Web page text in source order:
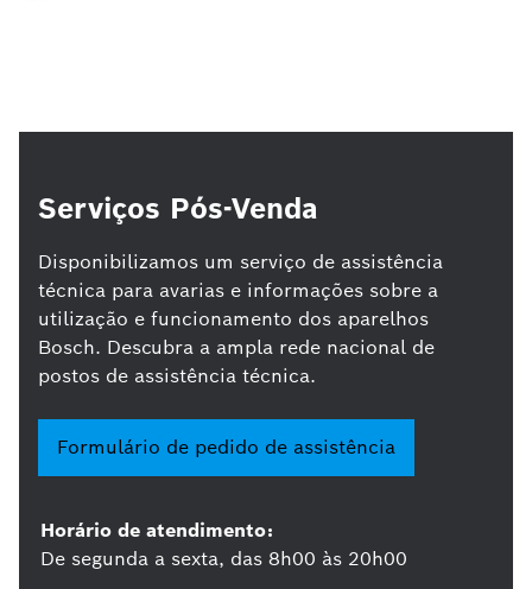
Serviços Pós-Venda
Disponibilizamos um serviço de assistência
técnica para avarias e informações sobre a
utilização e funcionamento dos aparelhos
Bosch. Descubra a ampla rede nacional de
postos de assistência técnica.
Formulário de pedido de assistência
Horário de atendimento:
De segunda a sexta, das 8h00 às 20h00